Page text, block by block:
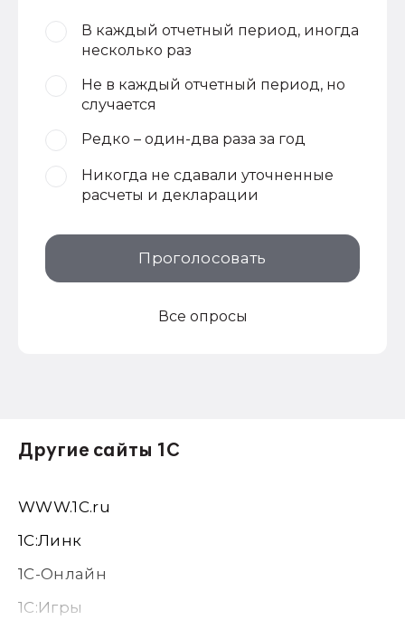
В каждый отчетный период, иногда
несколько раз
Не в каждый отчетный период, но
случается
Редко – один-два раза за год
Никогда не сдавали уточненные
расчеты и декларации
Проголосовать
Все опросы
Другие сайты 1С
WWW.1С.ru
1С:Линк
1С-Онлайн
1C:Игры